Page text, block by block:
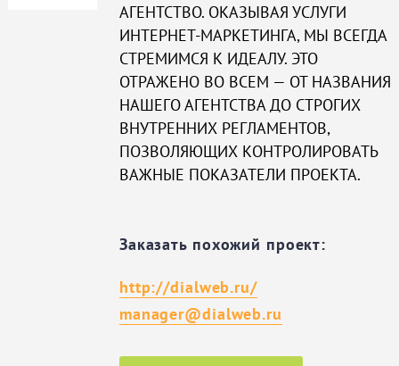
АГЕНТСТВО. ОКАЗЫВАЯ УСЛУГИ
ИНТЕРНЕТ-МАРКЕТИНГА, МЫ ВСЕГДА
СТРЕМИМСЯ К ИДЕАЛУ. ЭТО
ОТРАЖЕНО ВО ВСЕМ — ОТ НАЗВАНИЯ
НАШЕГО АГЕНТСТВА ДО СТРОГИХ
ВНУТРЕННИХ РЕГЛАМЕНТОВ,
ПОЗВОЛЯЮЩИХ КОНТРОЛИРОВАТЬ
ВАЖНЫЕ ПОКАЗАТЕЛИ ПРОЕКТА.
Заказать похожий проект:
http://dialweb.ru/
manager@dialweb.ru